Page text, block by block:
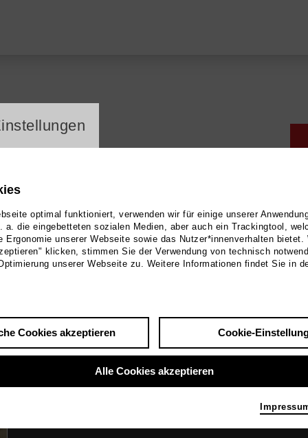
Produktionen
optimal funktioniert, verwenden wir für einige unserer
a. die eingebetteten sozialen Medien, aber auch ein Trackingtool,
Ergonomie unserer Webseite sowie das Nutzer*innenverhalten bietet.
klicken, stimmen Sie der Verwendung von technisch
unserer Webseite zu. Weitere Informationen findet Sie in
Cookies akzeptieren Cookie-
Alle Cookies akzeptieren